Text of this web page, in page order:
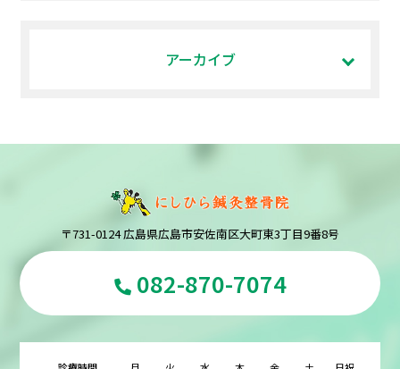
アーカイブ
〒731-0124 広島県広島市安佐南区大町東3丁目9番8号
082-870-7074